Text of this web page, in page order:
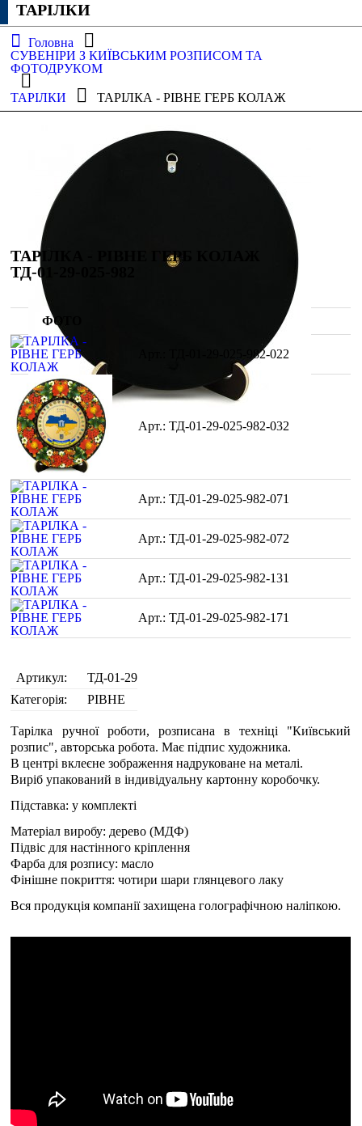
ТАРІЛКИ
Головна
СУВЕНІРИ З КИЇВСЬКИМ РОЗПИСОМ ТА
ФОТОДРУКОМ
ТАРІЛКИ ТАРІЛКА - РІВНЕ ГЕРБ КОЛАЖ
ТАРІЛКА - РІВНЕ ГЕРБ КОЛАЖ
ТД-01-29-025-982
ФОТО
ТД-01-29-025-982-022
ТД-01-29-025-982-032
ТД-01-29-025-982-071
ТД-01-29-025-982-072
ТД-01-29-025-982-131
ТД-01-29-025-982-171
Артикул:
ТД-01-29
Категорія:
РІВНЕ
Тарілка ручної роботи, розписана в техніці "Київський
розпис", авторська робота. Має підпис художника.
В центрі вклеєне зображення надруковане на металі.
Виріб упакований в індивідуальну картонну коробочку.
Підставка: у комплекті
Матеріал виробу: дерево (МДФ)
Підвіс для настінного кріплення
Фарба для розпису: масло
Фінішне покриття: чотири шари глянцевого лаку
Вся продукція компанії захищена голографічною наліпкою.